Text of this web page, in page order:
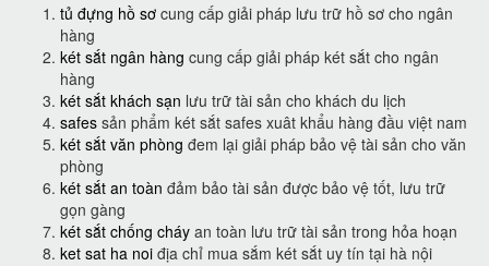
tủ đựng hồ sơ cung cấp giải pháp lưu trữ hồ sơ cho ngân
hàng
két sắt ngân hàng cung cấp giải pháp két sắt cho ngân
hàng
két sắt khách sạn lưu trữ tài sản cho khách du lịch
safes sản phẩm két sắt safes xuât khẩu hàng đầu việt nam
két sắt văn phòng đem lại giải pháp bảo vệ tài sản cho văn
phòng
két sắt an toàn đảm bảo tài sản được bảo vệ tốt, lưu trữ
gọn gàng
két sắt chống cháy an toàn lưu trữ tài sản trong hỏa hoạn
ket sat ha noi địa chỉ mua sắm két sắt uy tín tại hà nội